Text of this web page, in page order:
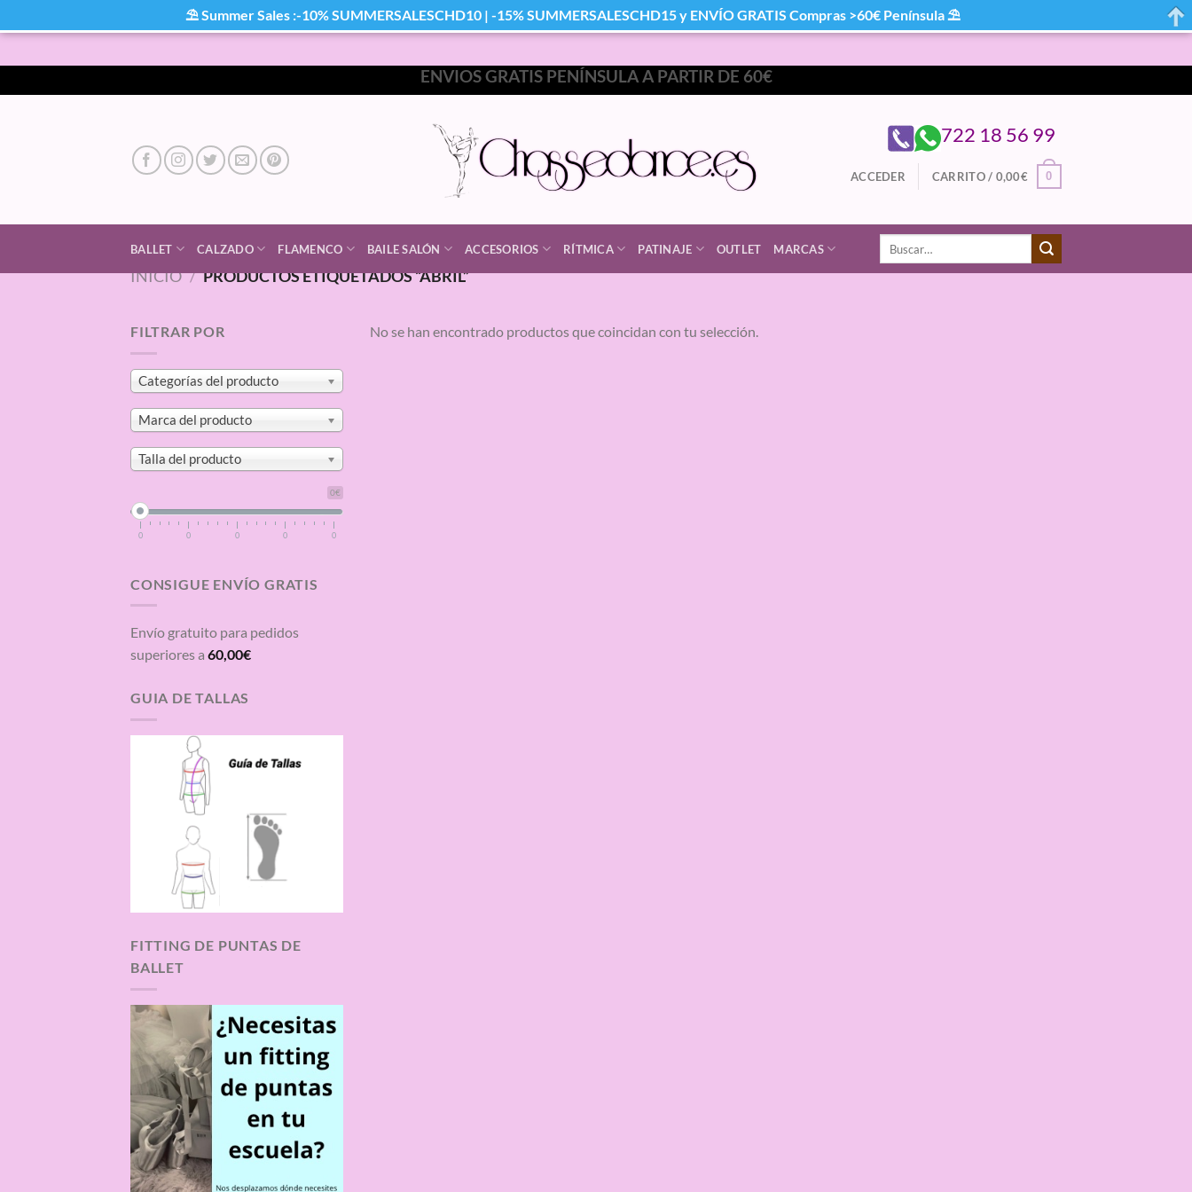
al
ENVIOS GRATIS PENÍNSULA A PARTIR DE 60€
722 18 56 99
ACCEDER CARRITO / 0,00€ 0
BALLET CALZADO FLAMENCO BAILE SALÓN ACCESORIOS RÍTMICA PATINAJE OUTLET MARCAS
Buscar
INICIO / PRODUCTOS ETIQUETADOS “ABRIL”
FILTRAR POR
Categorías del producto
Marca del producto
Talla del producto
0€
0 0 0 0 0
CONSIGUE ENVÍO GRATIS
Envío gratuito para pedidos
superiores a 60,00€
GUIA DE TALLAS
FITTING DE PUNTAS DE
BALLET
No se han encontrado productos que coincidan con tu selección.
⛱ Summer Sales :-10% SUMMERSALESCHD10 | -15% SUMMERSALESCHD15 y ENVÍO GRATIS Compras >60€ Península ⛱